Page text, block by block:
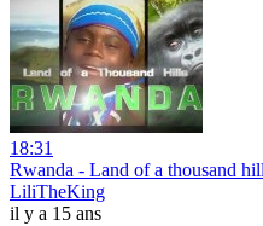
18:31
Rwanda - Land of a thousand
LiliTheKing
il y a 15 ans